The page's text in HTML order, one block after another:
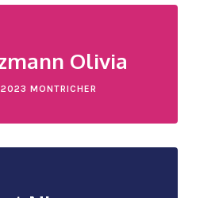
Olivia
MONTRICHER